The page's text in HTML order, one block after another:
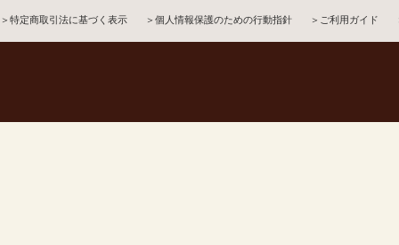
＞特定商取引法に基づく表示 ＞個人情報保護のための行動指針 ＞ご利用ガイド